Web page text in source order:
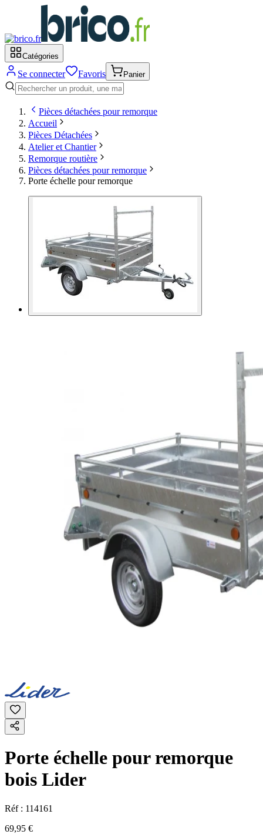
Catégories
Se connecter Favoris Panier
Pièces détachées pour remorque
Accueil
Pièces Détachées
Atelier et Chantier
Remorque routière
Pièces détachées pour remorque
Porte échelle pour remorque
Porte échelle pour remorque
bois Lider
Réf : 114161
69,95 €